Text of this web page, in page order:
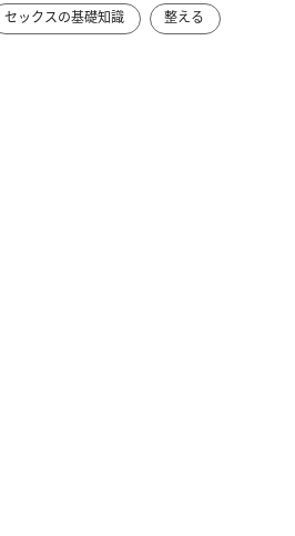
セックスの基礎知識
整える